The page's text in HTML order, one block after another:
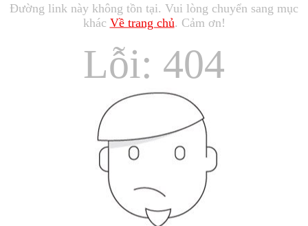
Đường link này không tồn tại. Vui lòng chuyển sang mục
khác Về trang chủ. Cảm ơn!
Lỗi: 404